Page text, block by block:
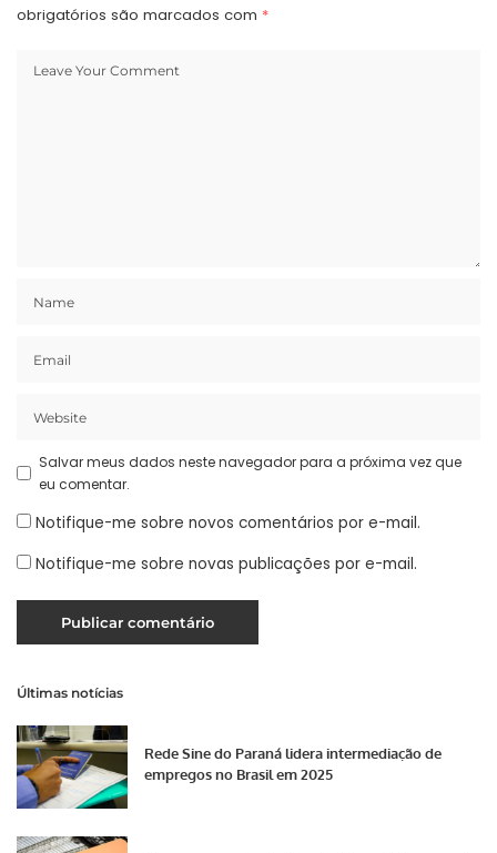
obrigatórios são marcados com *
Salvar meus dados neste navegador para a próxima vez que
eu comentar.
Notifique-me sobre novos comentários por e-mail.
Notifique-me sobre novas publicações por e-mail.
Últimas notícias
Rede Sine do Paraná lidera intermediação de
empregos no Brasil em 2025